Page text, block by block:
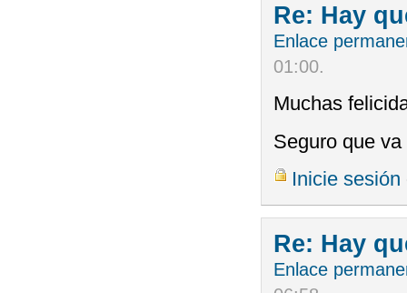
Re: Hay
Enlace
01:00.
Muchas
Seguro que
Inicie sesión
Re: Hay
Enlace